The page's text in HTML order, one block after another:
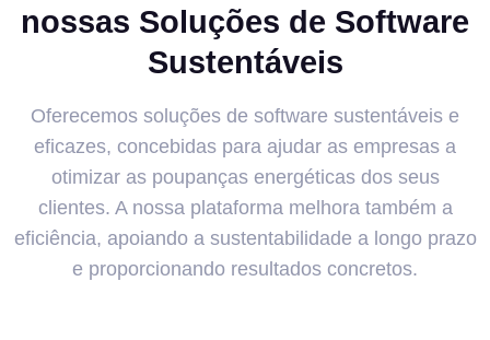
nossas Soluções de Software
Sustentáveis
Oferecemos soluções de software sustentáveis e
eficazes, concebidas para ajudar as empresas a
otimizar as poupanças energéticas dos seus
clientes. A nossa plataforma melhora também a
eficiência, apoiando a sustentabilidade a longo prazo
e proporcionando resultados concretos.